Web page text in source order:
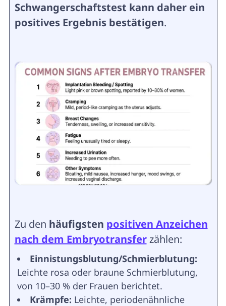
Schwangerschaftstest kann daher ein
positives Ergebnis bestätigen.
Zu den häufigsten positiven Anzeichen
nach dem Embryotransferzählen:
Einnistungsblutung/Schmierblutung:
Leichte rosa oder braune Schmierblutung,
von 10–30 % der Frauen berichtet.
Krämpfe: Leichte, periodenähnliche